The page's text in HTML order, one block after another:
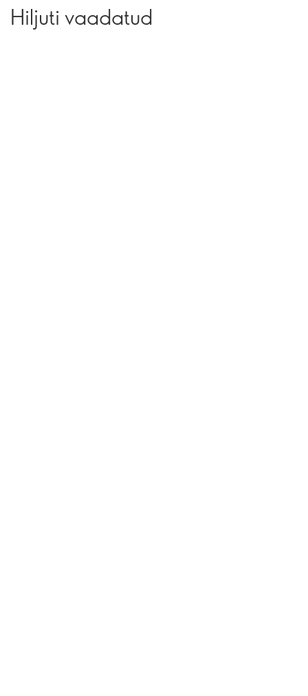
Hiljuti vaadatud